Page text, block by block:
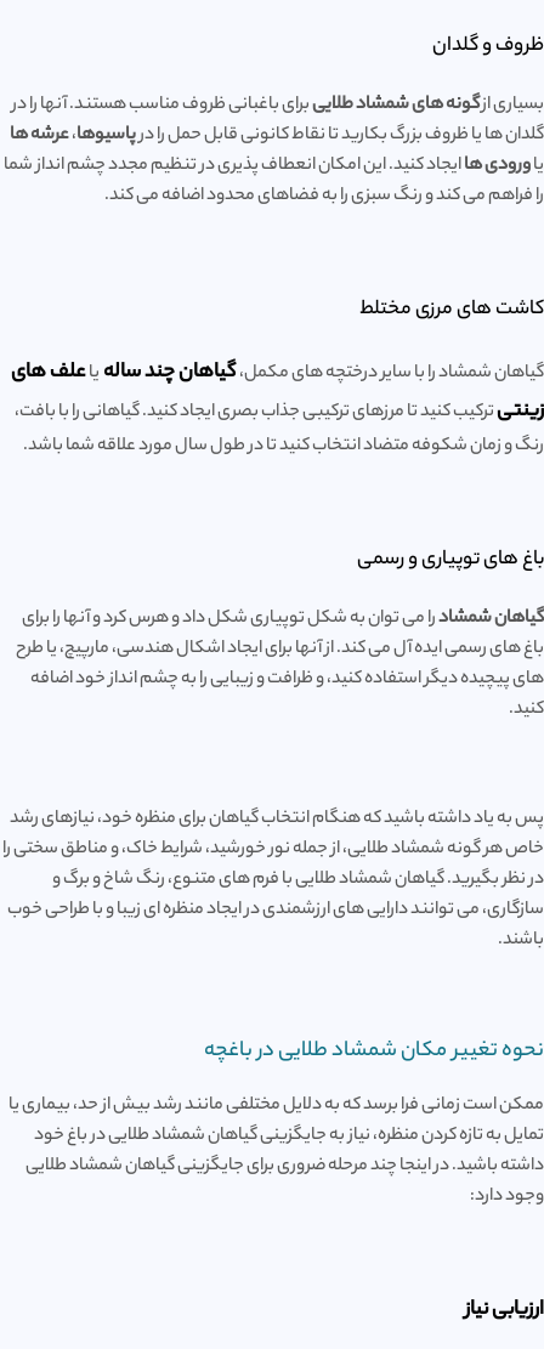
ظروف و گلدان
بسیاری ازگونه های شمشاد طلاییبرای باغبانی ظروف مناسب هستند. آنها را در
گلدان ها یا ظروف بزرگ بکارید تا نقاط کانونی قابل حمل را درپاسیوها،عرشه ها
یاورودی هاایجاد کنید. این امکان انعطاف پذیری در تنظیم مجدد چشم انداز شما
را فراهم می کند و رنگ سبزی را به فضاهای محدود اضافه می کند.
کاشت های مرزی مختلط
گیاهان شمشاد را با سایر درختچه های مکمل،گیاهان چند ساله یاعلف های
زینتیترکیب کنید تا مرزهای ترکیبی جذاب بصری ایجاد کنید. گیاهانی را با بافت،
رنگ و زمان شکوفه متضاد انتخاب کنید تا در طول سال مورد علاقه شما باشد.
باغ های توپیاری و رسمی
گیاهان شمشادرا می توان به شکل توپیاری شکل داد و هرس کرد و آنها را برای
باغ های رسمی ایده آل می کند. از آنها برای ایجاد اشکال هندسی، مارپیچ، یا طرح
های پیچیده دیگر استفاده کنید، و ظرافت و زیبایی را به چشم انداز خود اضافه
کنید.
پس به یاد داشته باشید که هنگام انتخاب گیاهان برای منظره خود، نیازهای رشد
خاص هر گونه شمشاد طلایی، از جمله نور خورشید، شرایط خاک، و مناطق سختی را
در نظر بگیرید. گیاهان شمشاد طلایی با فرم های متنوع، رنگ شاخ و برگ و
سازگاری، می توانند دارایی های ارزشمندی در ایجاد منظره ای زیبا و با طراحی خوب
باشند.
نحوه تغییر مکان شمشاد طلایی در باغچه
ممکن است زمانی فرا برسد که به دلایل مختلفی مانند رشد بیش از حد، بیماری یا
تمایل به تازه کردن منظره، نیاز به جایگزینی گیاهان شمشاد طلایی در باغ خود
داشته باشید. در اینجا چند مرحله ضروری برای جایگزینی گیاهان شمشاد طلایی
وجود دارد:
ارزیابی نیاز